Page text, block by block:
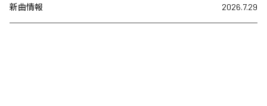
新曲情報 2026.7.29